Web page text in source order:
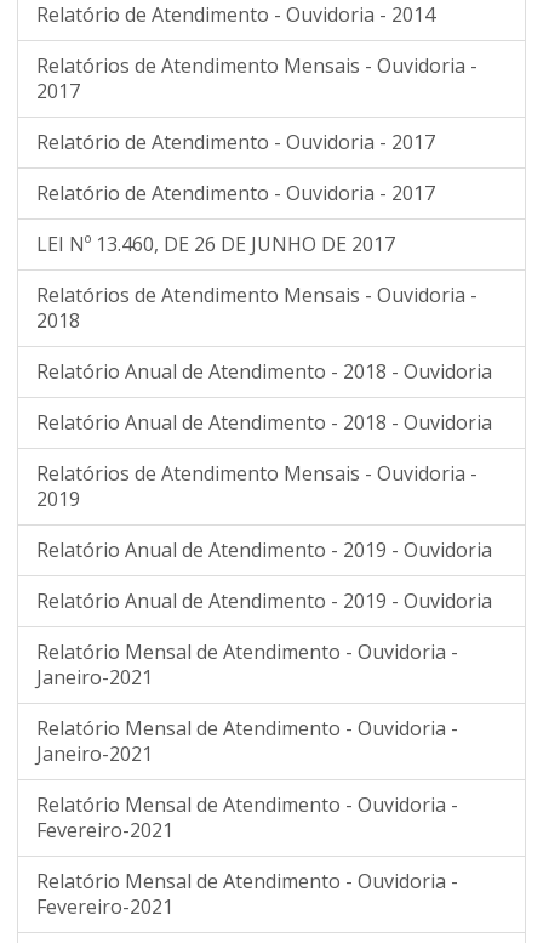
Relatório de Atendimento - Ouvidoria - 2014
Relatórios de Atendimento Mensais - Ouvidoria -
2017
Relatório de Atendimento - Ouvidoria - 2017
Relatório de Atendimento - Ouvidoria - 2017
LEI Nº 13.460, DE 26 DE JUNHO DE 2017
Relatórios de Atendimento Mensais - Ouvidoria -
2018
Relatório Anual de Atendimento - 2018 - Ouvidoria
Relatório Anual de Atendimento - 2018 - Ouvidoria
Relatórios de Atendimento Mensais - Ouvidoria -
2019
Relatório Anual de Atendimento - 2019 - Ouvidoria
Relatório Anual de Atendimento - 2019 - Ouvidoria
Relatório Mensal de Atendimento - Ouvidoria -
Janeiro-2021
Relatório Mensal de Atendimento - Ouvidoria -
Janeiro-2021
Relatório Mensal de Atendimento - Ouvidoria -
Fevereiro-2021
Relatório Mensal de Atendimento - Ouvidoria -
Fevereiro-2021